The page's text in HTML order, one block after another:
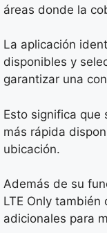
áreas donde la
La aplicación
disponibles y
garantizar una
Esto significa que
más rápida
ubicación.
Además de su
LTE Only
adicionales para